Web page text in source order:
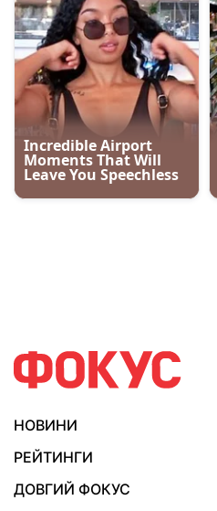
НОВИНИ
РЕЙТИНГИ
ДОВГИЙ ФОКУС